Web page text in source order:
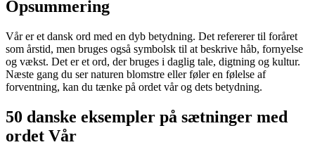
Opsummering
Vår er et dansk ord med en dyb betydning. Det refererer til foråret
som årstid, men bruges også symbolsk til at beskrive håb, fornyelse
og vækst. Det er et ord, der bruges i daglig tale, digtning og kultur.
Næste gang du ser naturen blomstre eller føler en følelse af
forventning, kan du tænke på ordet vår og dets betydning.
50 danske eksempler på sætninger med
ordet Vår